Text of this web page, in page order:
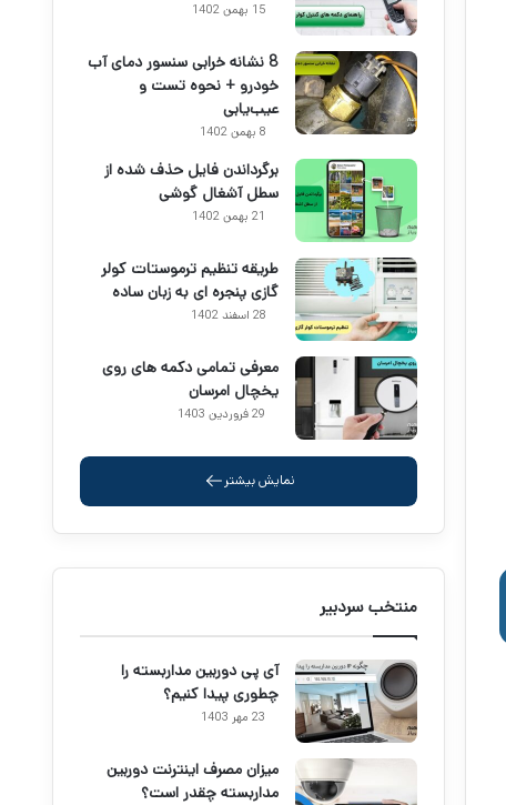
15 بهمن 1402
8 نشانه خرابی سنسور دمای آب
خودرو + نحوه تست و
عیب‌یابی
8 بهمن 1402
برگرداندن فایل حذف شده از
سطل آشغال گوشی
21 بهمن 1402
طریقه تنظیم ترموستات کولر
گازی پنجره ای به زبان ساده
28 اسفند 1402
معرفی تمامی دکمه های روی
یخچال امرسان
29 فروردین 1403
نمایش بیشتر
منتخب سردبیر
آی پی دوربین مداربسته را
چطوری پیدا کنیم؟
23 مهر 1403
میزان مصرف اینترنت دوربین
مداربسته چقدر است؟